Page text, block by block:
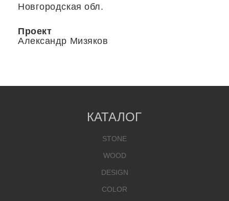
Новгородская обл.
Проект
Александр Мизяков
КАТАЛОГ
STONE
WOOD
DESIGN
COLOR